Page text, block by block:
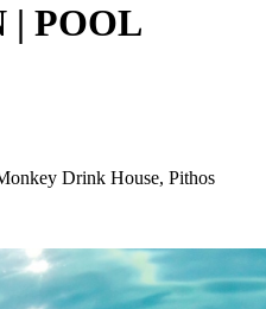
| POOL
Drink House, Pithos